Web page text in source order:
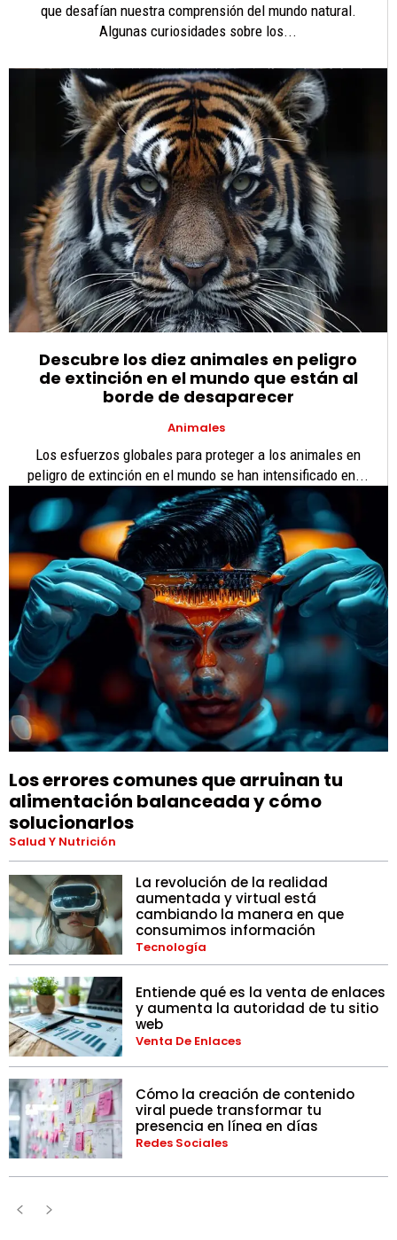
que desafían nuestra comprensión del mundo natural.
Algunas curiosidades sobre los...
Descubre los diez animales en peligro
de extinción en el mundo que están al
borde de desaparecer
Animales
Los esfuerzos globales para proteger a los animales en
peligro de extinción en el mundo se han intensificado en...
Los errores comunes que arruinan tu
alimentación balanceada y cómo
solucionarlos
Salud Y Nutrición
La revolución de la realidad
aumentada y virtual está
cambiando la manera en que
consumimos información
Tecnología
Entiende qué es la venta de enlaces
y aumenta la autoridad de tu sitio
web
Venta De Enlaces
Cómo la creación de contenido
viral puede transformar tu
presencia en línea en días
Redes Sociales